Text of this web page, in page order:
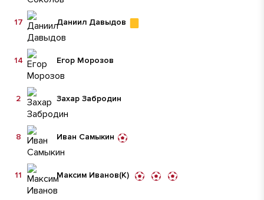
Даниил Давыдов
17
Егор Морозов
14
Захар Забродин
2
Иван Самыкин
8
Максим Иванов(К)
11